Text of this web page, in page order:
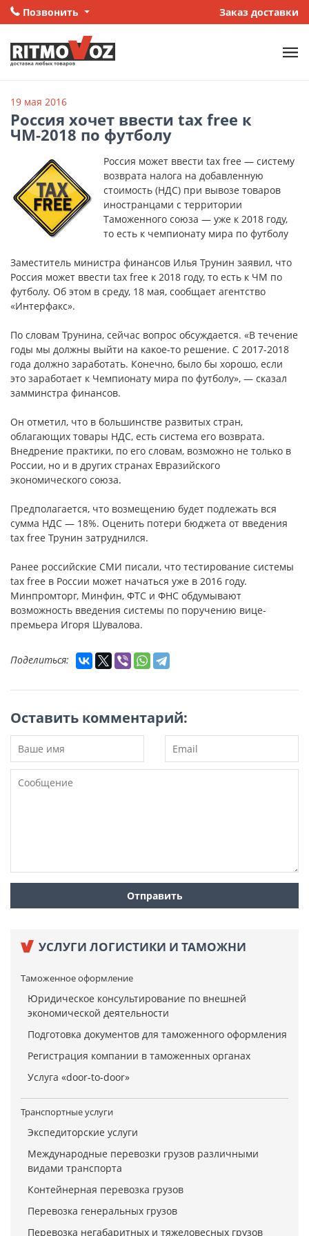
Позвонить Заказ доставки
19 мая 2016
Россия хочет ввести tax free к
ЧМ-2018 по футболу
Россия может ввести tax free — систему
возврата налога на добавленную
стоимость (НДС) при вывозе товаров
иностранцами с территории
Таможенного союза — уже к 2018 году,
то есть к чемпионату мира по футболу
Заместитель министра финансов Илья Трунин заявил, что
Россия может ввести tax free к 2018 году, то есть к ЧМ по
футболу. Об этом в среду, 18 мая, сообщает агентство
«Интерфакс».
По словам Трунина, сейчас вопрос обсуждается. «В течение
годы мы должны выйти на какое-то решение. С 2017-2018
года должно заработать. Конечно, было бы хорошо, если
это заработает к Чемпионату мира по футболу», — сказал
замминстра финансов.
Он отметил, что в большинстве развитых стран,
облагающих товары НДС, есть система его возврата.
Внедрение практики, по его словам, возможно не только в
России, но и в других странах Евразийского
экономического союза.
Предполагается, что возмещению будет подлежать вся
сумма НДС — 18%. Оценить потери бюджета от введения
tax free Трунин затруднился.
Ранее российские СМИ писали, что тестирование системы
tax free в России может начаться уже в 2016 году.
Минпромторг, Минфин, ФТС и ФНС обдумывают
возможность введения системы по поручению вице-
премьера Игоря Шувалова.
Поделиться:
Оставить комментарий:
УСЛУГИ ЛОГИСТИКИ И ТАМОЖНИ
Таможенное оформление
Юридическое консультирование по внешней
экономической деятельности
Подготовка документов для таможенного оформления
Регистрация компании в таможенных органах
Услуга «door-to-door»
Транспортные услуги
Экспедиторские услуги
Международные перевозки грузов различными
видами транспорта
Контейнерная перевозка грузов
Перевозка генеральных грузов
Перевозка негабаритных и тяжеловесных грузов